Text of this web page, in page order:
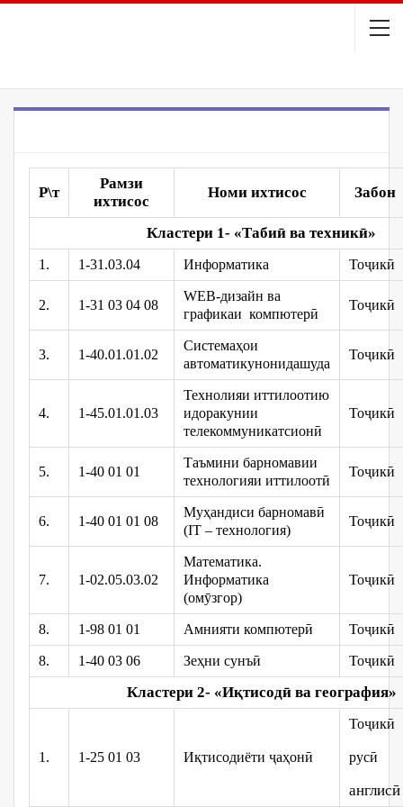
Р\т
Рамзи
ихтисос
Номи ихтисос Забон
Кластери 1- «Табиӣ ва техникӣ»
1. 1-31.03.04 Информатика Тоҷикӣ
2. 1-31 03 04 08
WEB-дизайн ва
графикаи компютерӣ
Тоҷикӣ
3. 1-40.01.01.02
Системаҳои
автоматикунонидашуда
Тоҷикӣ
4. 1-45.01.01.03
Технолияи иттилоотию
идоракунии
телекоммуникатсионӣ
Тоҷикӣ
5. 1-40 01 01
Таъмини барномавии
технологияи иттилоотӣ
Тоҷикӣ
6. 1-40 01 01 08
Муҳандиси барномавӣ
(IT – технология)
Тоҷикӣ
7. 1-02.05.03.02
Математика.
Информатика
(омӯзгор)
Тоҷикӣ
8. 1-98 01 01 Амнияти компютерӣ Тоҷикӣ
8. 1-40 03 06 Зеҳни сунъӣ Тоҷикӣ
Кластери 2- «Иқтисодӣ ва география»
1. 1-25 01 03 Иқтисодиёти ҷаҳонӣ
Тоҷикӣ
русӣ
англисӣ